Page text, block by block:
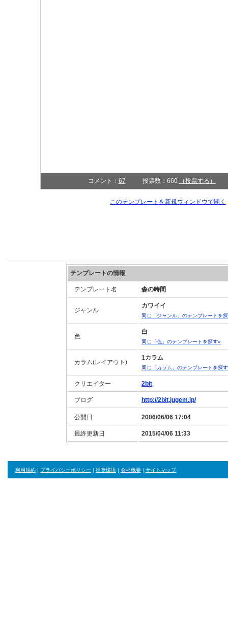
コメント： 67 投票数：660 （投票する）
このテンプレートを新規ウィンドウで開
テンプレートの情報
テンプレート名 森の時間
ジャンル
カワイイ
同じ「ジャンル」のテンプレートを
色
白
同じ「色」のテンプレートを探す»
カラム(レイアウト)
1カラム
同じ「カラム」のテンプレートを探
クリエイター 2bit
ブログ http://2bit.jugem.jp/
公開日 2006/06/06 17:04
最終更新日 2015/04/06 11:33
利用規約 | プライバシーポリシー | 推奨環境 | 会社概要 | サイトマップ